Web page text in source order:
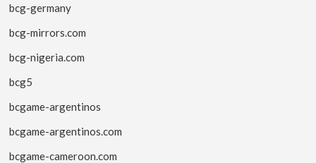
bcg-germany
bcg-mirrors.com
bcg-nigeria.com
bcg5
bcgame-argentinos
bcgame-argentinos.com
bcgame-cameroon.com